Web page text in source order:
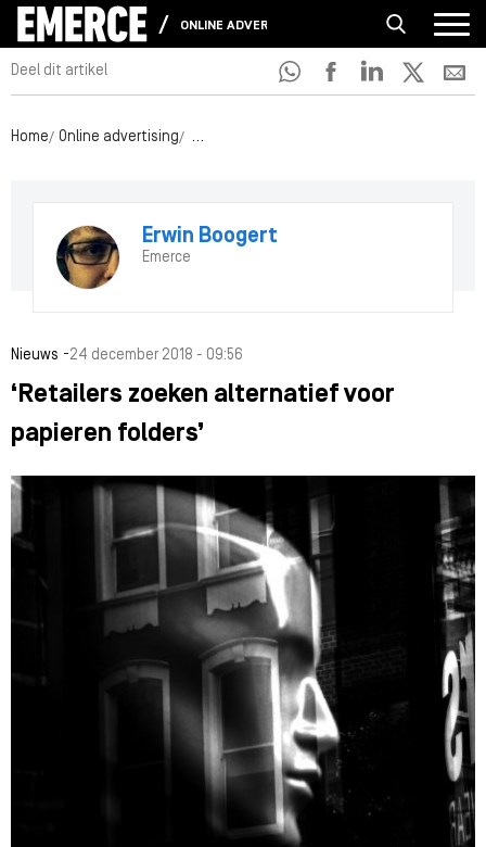
ONLINE ADVERTISING
Deel dit artikel
Home Online advertising ‘Retailers zoeken alternatief voor papieren
Erwin Boogert
Emerce
Nieuws -24 december 2018 - 09:56
‘Retailers zoeken alternatief voor
papieren folders’